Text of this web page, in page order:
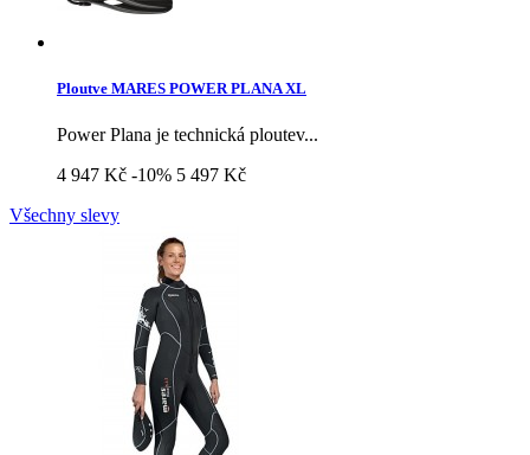
Ploutve MARES POWER PLANA XL
Power Plana je technická ploutev...
4 947 Kč -10% 5 497 Kč
Všechny slevy